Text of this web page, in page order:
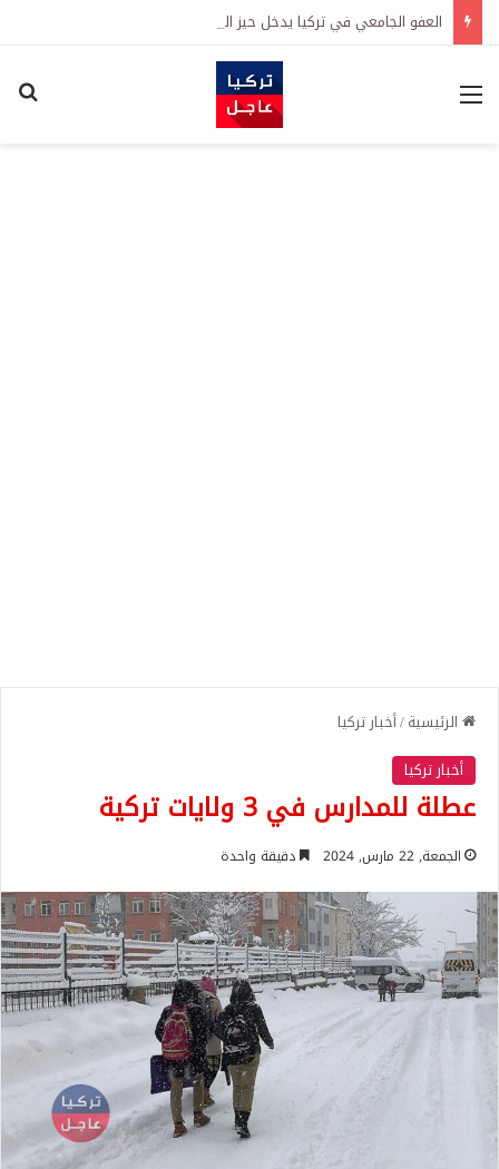
العفو الجامعي في تركيا يدخل حيز التنفيذ رسمياً
القائمة
الرئيسية/أخبار تركيا
أخبار تركيا
عطلة للمدارس في 3 ولايات تركية
الجمعة, 22 مارس, 2024 دقيقة واحدة